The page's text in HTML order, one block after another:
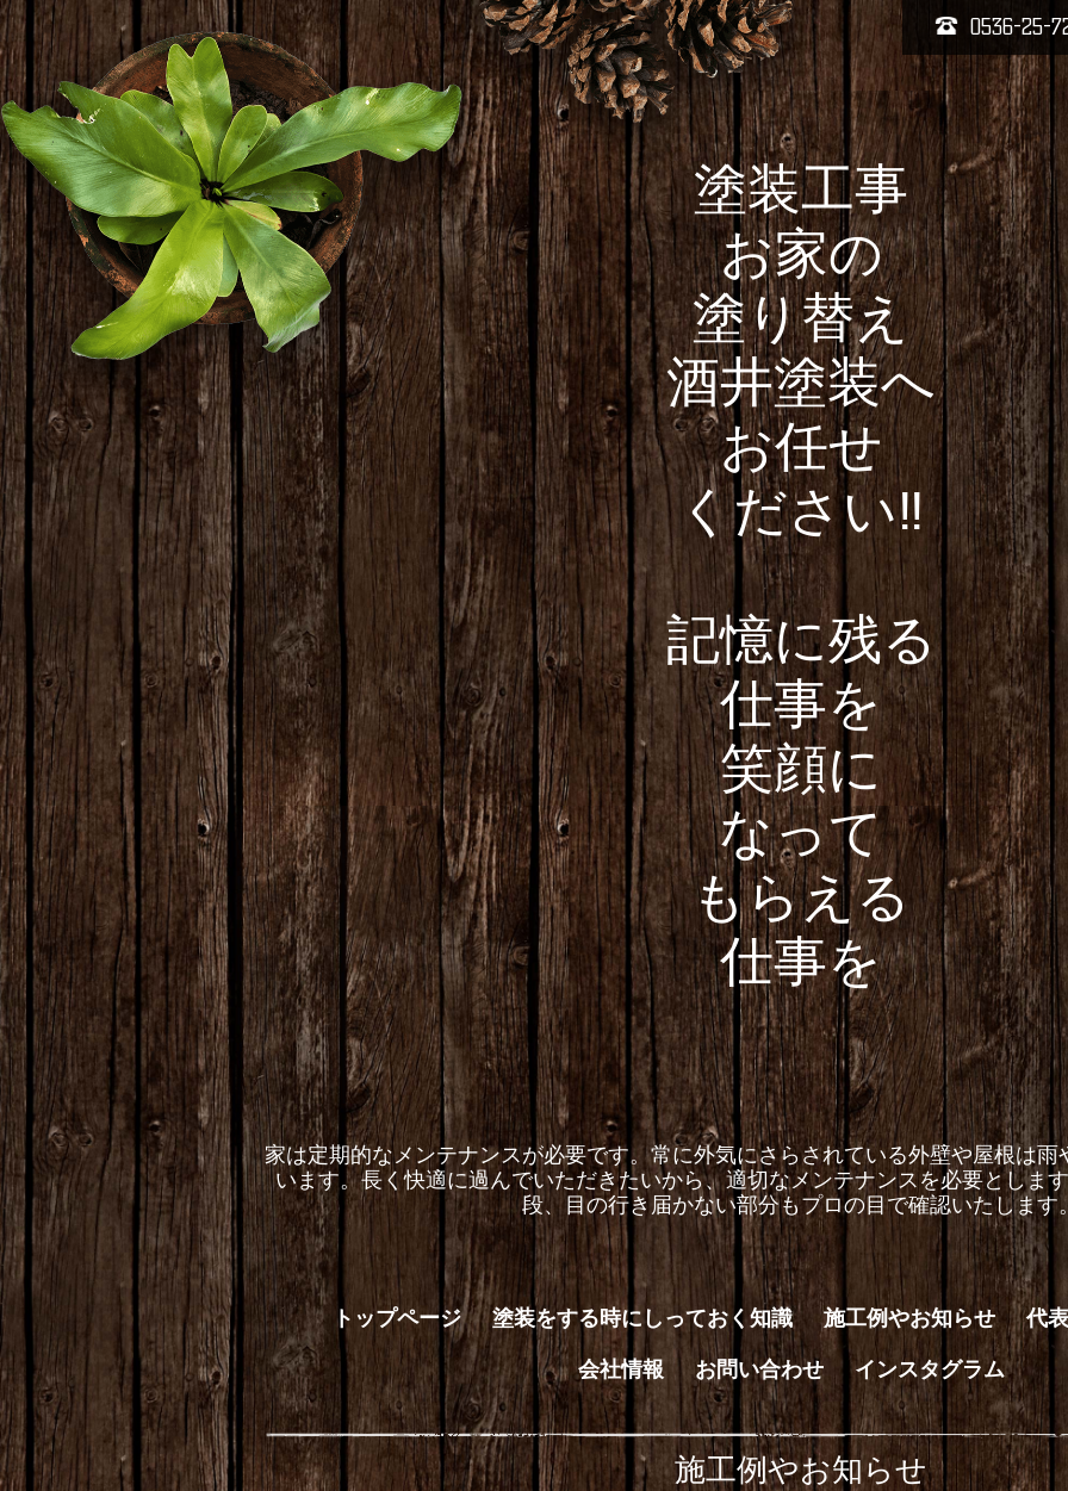
0536-25-
塗装工事
お家の
塗り替え
酒井塗装へ
お任せ
ください‼️
記憶に残る
仕事を
笑顔に
なって
もらえる
仕事を
家は定期的なメンテナンスが必要です。常に外気にさらされている外壁や屋根は
います。長く快適に過んでいただきたいから、適切なメンテナンスを必要としま
段、目の行き届かない部分もプロの目で確認いたします
トップページ 塗装をする時にしっておく知識 施工例やお知らせ
代
会社情報
お問い合わせ インスタグラム
施工例やお知らせ